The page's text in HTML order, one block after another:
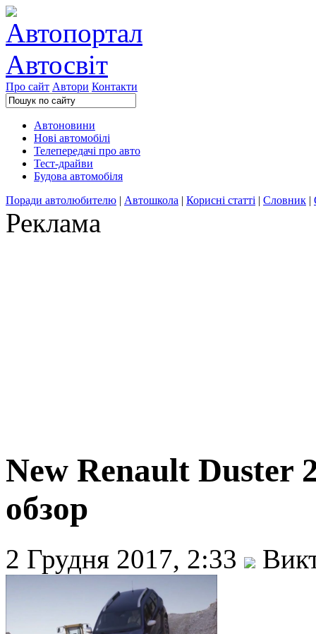
Про сайт Автори Контакти
Автоновини
Нові автомобілі
Телепередачі про авто
Тест-драйви
Будова автомобіля
Поради автолюбителю | Автошкола | Корисні статті | Словник |
Реклама
New Renault Duster
обзор
2 Грудня 2017, 2:33